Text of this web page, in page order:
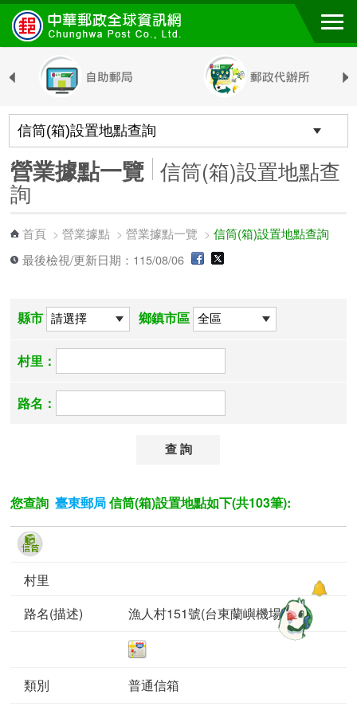
跳到主要內容區塊
營業據點一覽 信筒(箱)設置地點查
詢
首頁 >營業據點 >營業據點一覽 >信筒(箱)設置地點查詢
最後檢視/更新日期：115/08/06
縣市 鄉鎮市區
村里：
路名：
您查詢臺東郵局 信筒(箱)設置地點如下(共103筆):
漁人村151號(台東蘭嶼機場前)
普通信箱